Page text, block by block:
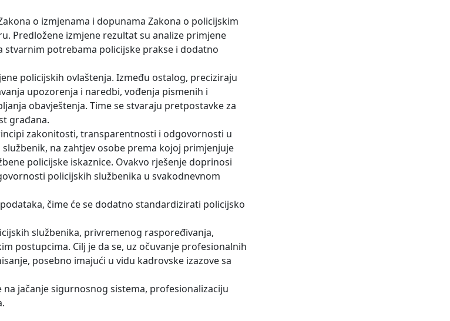
o izmjenama i dopunama Zakona o policijskim
Predložene izmjene rezultat su analize primjene
stvarnim potrebama policijske prakse i dodatno
policijskih ovlaštenja. Između ostalog, preciziraju
upozorenja i naredbi, vođenja pismenih i
obavještenja. Time se stvaraju pretpostavke za
građana.
zakonitosti, transparentnosti i odgovornosti u
na zahtjev osobe prema kojoj primjenjuje
policijske iskaznice. Ovakvo rješenje doprinosi
policijskih službenika u svakodnevnom
čime će se dodatno standardizirati policijsko
službenika, privremenog raspoređivanja,
postupcima. Cilj je da se, uz očuvanje profesionalnih
posebno imajući u vidu kadrovske izazove sa
jačanje sigurnosnog sistema, profesionalizaciju